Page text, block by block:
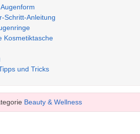
Schritt-Anleitung
Kosmetiktasche
und Tricks
Beauty & Wellness